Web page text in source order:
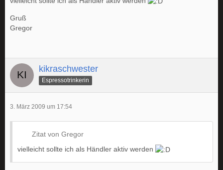
Gruß
Gregor
kikraschwester
Espressotrinkerin
3. März 2009 um 17:54
Zitat von Gregor
vielleicht sollte ich als Händler aktiv werden